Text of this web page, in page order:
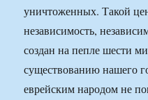
уничтоженных. Такой
независимость,
создан на пепле шести
существованию нашего
еврейским народом не